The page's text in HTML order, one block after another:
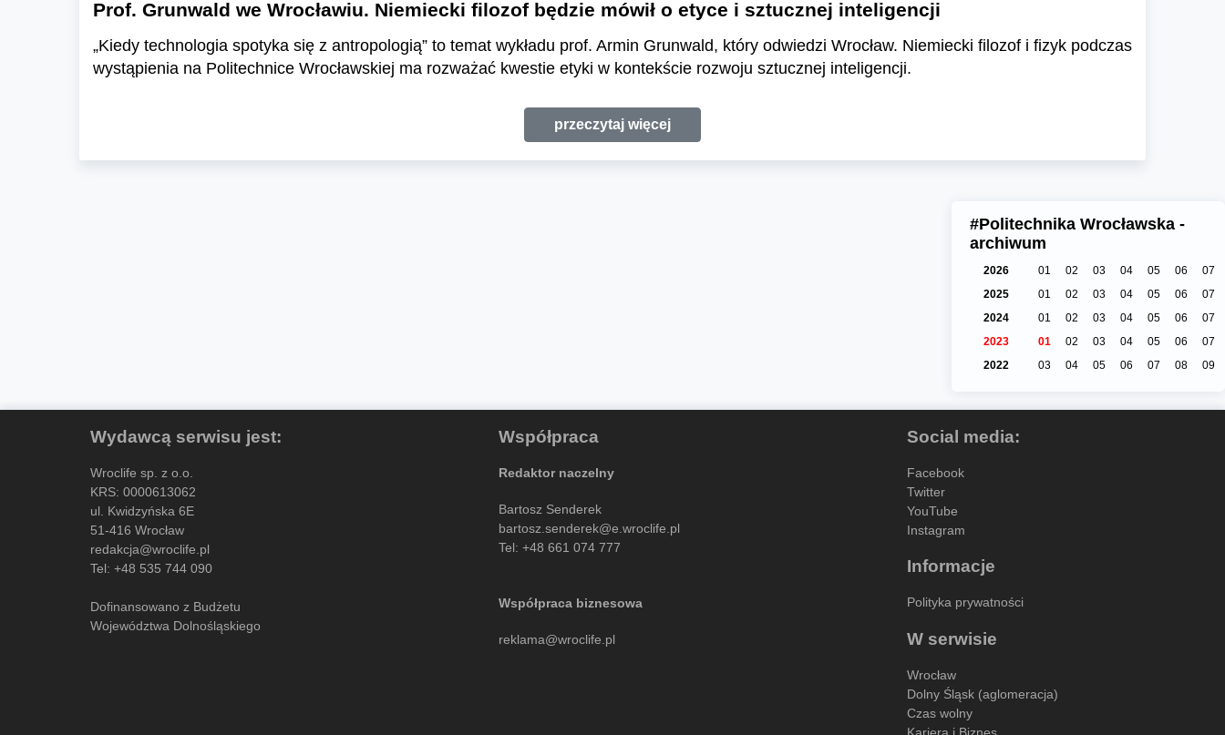
Prof. Grunwald we Wrocławiu. Niemiecki filozof będzie mówił o etyce i sztucznej inteligencji
„Kiedy technologia spotyka się z antropologią” to temat wykładu prof. Armin Grunwald, który odwiedzi Wrocław. Niemiecki filozof i fizyk podczas
wystąpienia na Politechnice Wrocławskiej ma rozważać kwestie etyki w kontekście rozwoju sztucznej inteligencji.
przeczytaj więcej
#Politechnika Wrocławska -
archiwum
2026 01 02 03 04 05 06
07
2025
01 02 03 04 05 06
07
2024
01 02 03 04 05 06
07
2023
01 02 03 04 05 06
07
2022
03 04 05 06 07 08 09
Wydawcą serwisu jest:
Wroclife sp. z o.o.
KRS: 0000613062
ul. Kwidzyńska 6E
51-416 Wrocław
redakcja@wroclife.pl
Tel: +48 535 744 090
Dofinansowano z Budżetu
Województwa Dolnośląskiego
Współpraca
Redaktor naczelny
Bartosz Senderek
bartosz.senderek@e.wroclife.pl
Tel: +48 661 074 777
Współpraca biznesowa
reklama@wroclife.pl
Social media:
Facebook
Twitter
YouTube
Instagram
Informacje
Polityka prywatności
W serwisie
Wrocław
Dolny Śląsk (aglomeracja)
Czas wolny
Kariera i Biznes